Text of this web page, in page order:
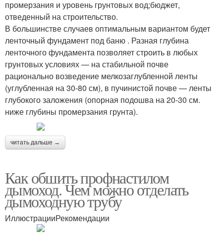
промерзания и уровень грунтовых вод;бюджет,
отведенный на строительство.
В большинстве случаев оптимальным вариантом будет
ленточный фундамент под баню . Разная глубина
ленточного фундамента позволяет строить в любых
грунтовых условиях — на стабильной почве
рационально возведение мелкозаглубленной ленты
(углубленная на 30-80 см), в пучинистой почве — ленты
глубокого заложения (опорная подошва на 20-30 см.
ниже глубины промерзания грунта).
читать дальше →
Как обшить профнастилом
дымоход. Чем можно отделать
дымоходную трубу
ИллюстрацииРекомендации